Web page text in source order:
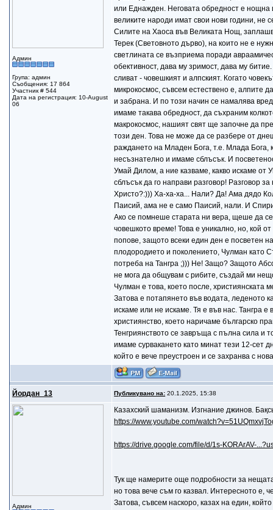
Админ
Група: админ
Съобщения: 17 864
Участник # 544
Дата на регистрация: 10-August
06
или Еднажден. Неговата обредност е нощна
великите народи имат свои нови години, не
Силите на Хаоса във Великата Нощ,
Терек (Световното дърво), на които не е
светлината се възприема поради
обективност, дава му зримост, дава му
сливат - човешкият и алпският. Когато
микрокосмос, съвсем естествено е, алпите
и забрана. И по този начин се намалява
имаме такава обредност, да съхраним
макрокосмос, нашият свят ще започне да
този ден. Това не може да се разбере от
раждането на Младен Бога, т.е. Млада Бога,
несъзнателно и имаме сблъсък. И
Умай Дилом, а ние казваме, какво искаме от
сблъсък да го направи разговор! Разговор
Христо?:))) Ха-ха-ха... Нали? Да! Ама дядо
Паисий, ама не е само Паисий, нали. И
Ако се помнеше старата ни вера, щеше да се
човешкото време! Това е уникално, но, кой
попове, защото всеки един ден е посветен
плодородието и поколението, Чулман като
потреба на Тангра ;))) Не! Защо? Защото
не мога да общувам с рибите, създай ми
Чулман е това, което после, християнската
Затова е потапянето във водата, леденото
искаме или не искаме. Тя е във нас. Тангра
християнство, което наричаме българско
Тенгриянството се завръща с пълна сила и
имаме сурвакането като минат тези 12-сет
който е вече преустроен и се захранва с
Йордан_13 Публикувано на: 20.1.2025, 15:38
Админ
Казахский шаманизм. Изгнание джинов.
https://www.youtube.com/
https://drive.google.com/file/d/1s-KORArAV-
Тук ще намерите още подробности за
но това вече съм го казвал. Интересното е,
Затова, съвсем наскоро, казах на един,